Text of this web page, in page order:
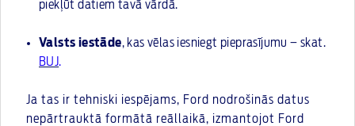
piekļūt datiem tavā vārdā.
Valsts iestāde, kas vēlas iesniegt pieprasījumu – skat.
BUJ.
Ja tas ir tehniski iespējams, Ford nodrošinās datus
nepārtrauktā formātā reāllaikā, izmantojot Ford